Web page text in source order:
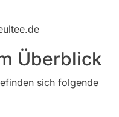
Überblick
sich folgende